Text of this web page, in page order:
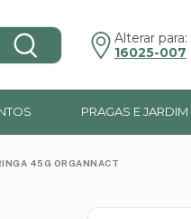
Alterar para:
16025-007
PRAGAS E JARDIM
45G ORGANNACT